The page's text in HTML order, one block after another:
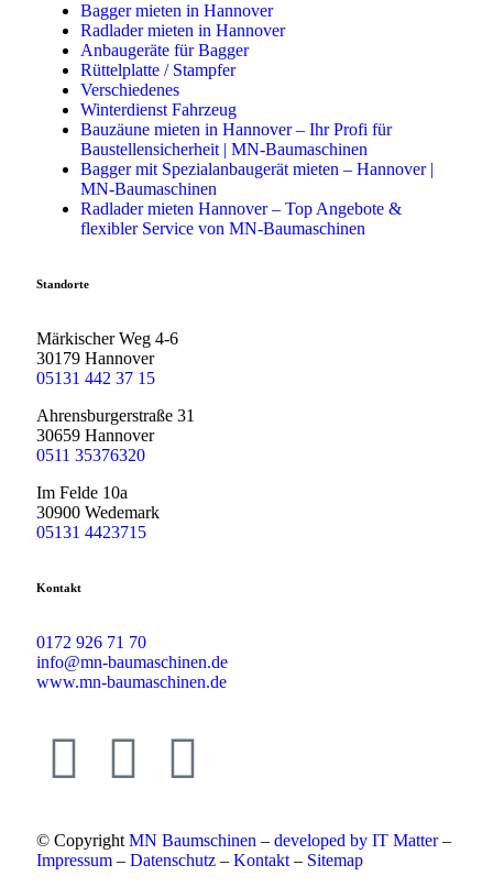
Bagger mieten in Hannover
Radlader mieten in Hannover
Anbaugeräte für Bagger
Rüttelplatte / Stampfer
Verschiedenes
Winterdienst Fahrzeug
Bauzäune mieten in Hannover – Ihr Profi für
Baustellensicherheit | MN-Baumaschinen
Bagger mit Spezialanbaugerät mieten – Hannover |
MN-Baumaschinen
Radlader mieten Hannover – Top Angebote &
flexibler Service von MN-Baumaschinen
Standorte
Märkischer Weg 4-6
30179 Hannover
05131 442 37 15
Ahrensburgerstraße 31
30659 Hannover
0511 35376320
Im Felde 10a
30900 Wedemark
05131 4423715
Kontakt
0172 926 71 70
info@mn-baumaschinen.de
www.mn-baumaschinen.de
© CopyrightMN Baumschinen – developed by IT Matter–
Impressum – Datenschutz – Kontakt– Sitemap